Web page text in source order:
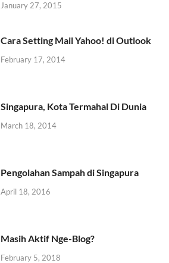
January 27, 2015
Cara Setting Mail Yahoo! di Outlook
February 17, 2014
Singapura, Kota Termahal Di Dunia
March 18, 2014
Pengolahan Sampah di Singapura
April 18, 2016
Masih Aktif Nge-Blog?
February 5, 2018